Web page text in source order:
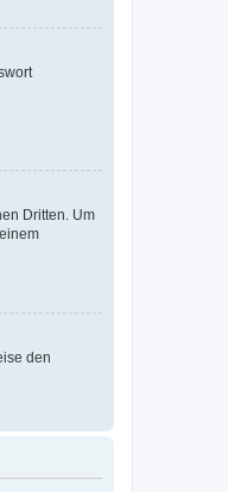
Dritten. Um
den